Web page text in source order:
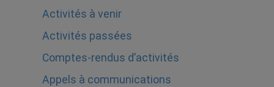
Activités à venir
Activités passées
Comptes-rendus d’activités
Appels à communications